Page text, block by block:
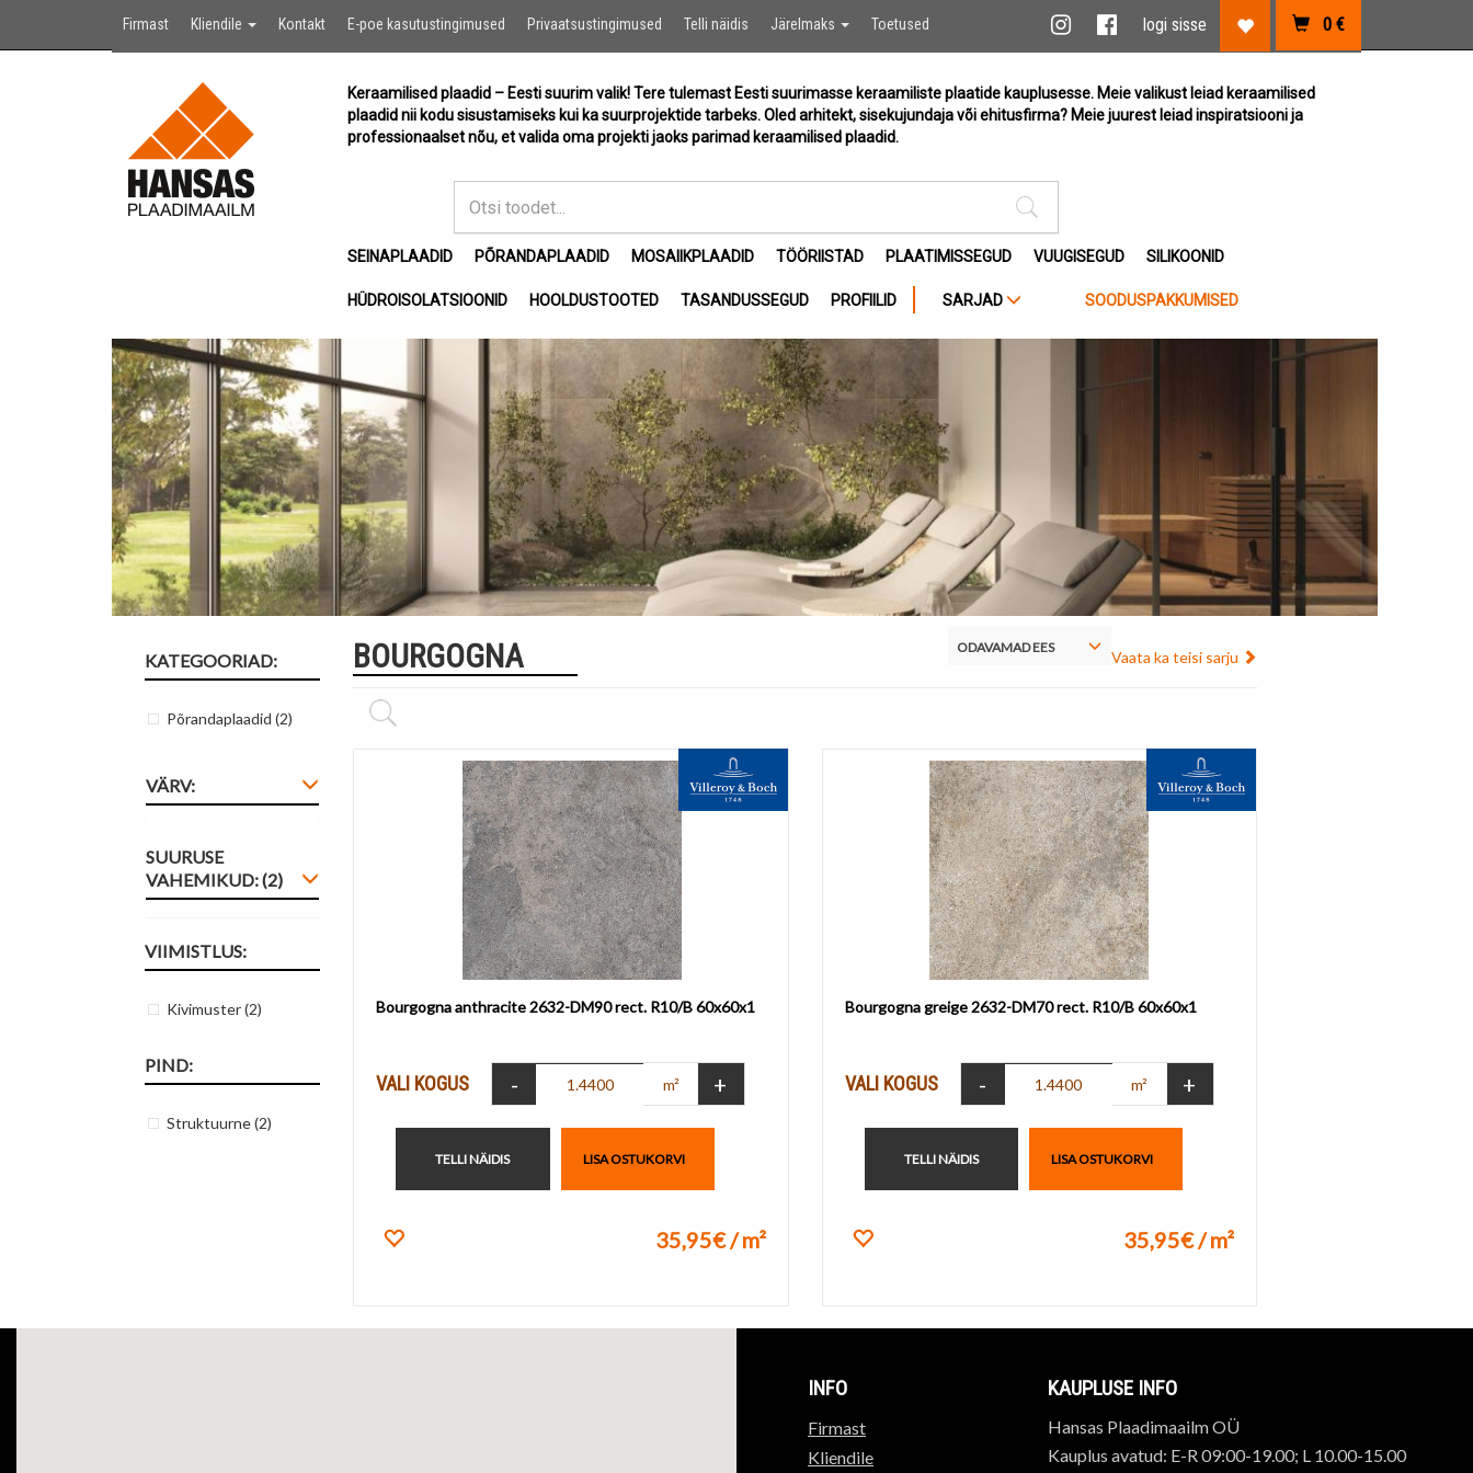
Firmast Kliendile Kontakt E-poe kasutustingimused Privaatsustingimused Telli näidis Järelmaks Toetused 0 €
Lemmikute link
logi sisse
Facebook link
Instagram link
Keraamilised plaadid – Eesti suurim valik! Tere tulemast Eesti suurimasse keraamiliste plaatide kauplusesse. Meie valikust leiad keraamilised
plaadid nii kodu sisustamiseks kui ka suurprojektide tarbeks. Oled arhitekt, sisekujundaja või ehitusfirma? Meie juurest leiad inspiratsiooni ja
professionaalset nõu, et valida oma projekti jaoks parimad keraamilised plaadid.
SEINAPLAADID PÕRANDAPLAADID MOSAIIKPLAADID TÖÖRIISTAD PLAATIMISSEGUD VUUGISEGUD SILIKOONID
HÜDROISOLATSIOONID HOOLDUSTOOTED TASANDUSSEGUD PROFIILID SOODUSPAKKUMISED
SARJAD
KATEGOORIAD:
Põrandaplaadid (2)
VÄRV:
SUURUSE
VAHEMIKUD: (2)
VIIMISTLUS:
Kivimuster(2)
PIND:
Struktuurne(2)
BOURGOGNA Vaata ka teisi sarju
ODAVAMAD EES
Bourgogna anthracite 2632-DM90 rect. R10/B 60x60x1
VALI KOGUS - m² +
TELLI NÄIDIS LISA OSTUKORVI
35,95€ / m²
Bourgogna greige 2632-DM70 rect. R10/B 60x60x1
VALI KOGUS - m² +
TELLI NÄIDIS LISA OSTUKORVI
35,95€ / m²
INFO
Firmast
Kliendile
KAUPLUSE INFO
Hansas Plaadimaailm OÜ
Kauplus avatud: E-R 09:00-19.00; L 10.00-15.00